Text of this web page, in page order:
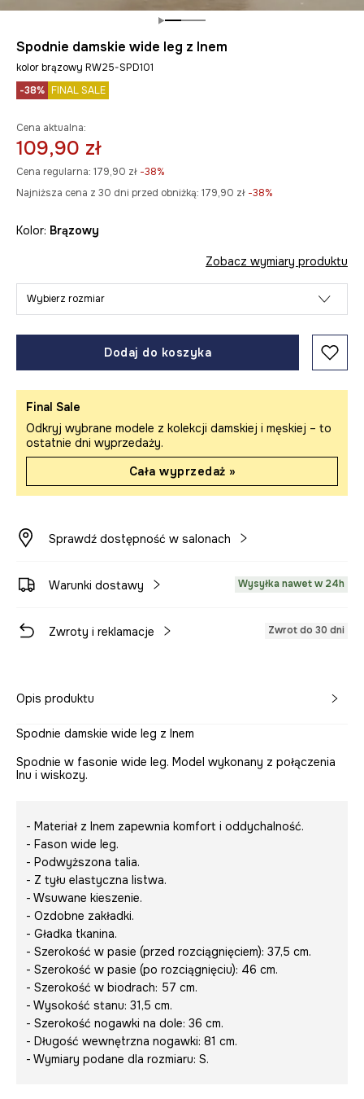
Spodnie damskie wide leg z lnem
kolor brązowy RW25-SPD101
-38% FINAL SALE
Cena aktualna:
109,90 zł
Cena regularna: 179,90 zł -38%
Najniższa cena z 30 dni przed obniżką: 179,90 zł -38%
Kolor: brązowy
Zobacz wymiary produktu
Wybierz rozmiar
Dodaj do koszyka
Final Sale
Odkryj wybrane modele z kolekcji damskiej i męskiej – to
ostatnie dni wyprzedaży.
Cała wyprzedaż »
Sprawdź dostępność w salonach
Warunki dostawy Wysyłka nawet w 24h
Zwroty i reklamacje Zwrot do 30 dni
Opis produktu
Spodnie damskie wide leg z lnem
Spodnie w fasonie wide leg. Model wykonany z połączenia
lnu i wiskozy.
- Materiał z lnem zapewnia komfort i oddychalność.
- Fason wide leg.
- Podwyższona talia.
- Z tyłu elastyczna listwa.
- Wsuwane kieszenie.
- Ozdobne zakładki.
- Gładka tkanina.
- Szerokość w pasie (przed rozciągnięciem): 37,5 cm.
- Szerokość w pasie (po rozciągnięciu): 46 cm.
- Szerokość w biodrach: 57 cm.
- Wysokość stanu: 31,5 cm.
- Szerokość nogawki na dole: 36 cm.
- Długość wewnętrzna nogawki: 81 cm.
- Wymiary podane dla rozmiaru: S.